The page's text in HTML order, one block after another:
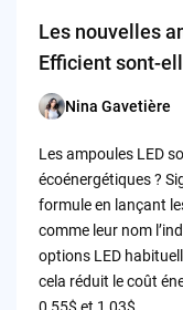
Les nouvelles
Efficient sont-
Posted
Nina Gavetière
Les ampoules LED
écoénergétiques ?
formule en lançant
comme leur nom
options LED
cela réduit le coût